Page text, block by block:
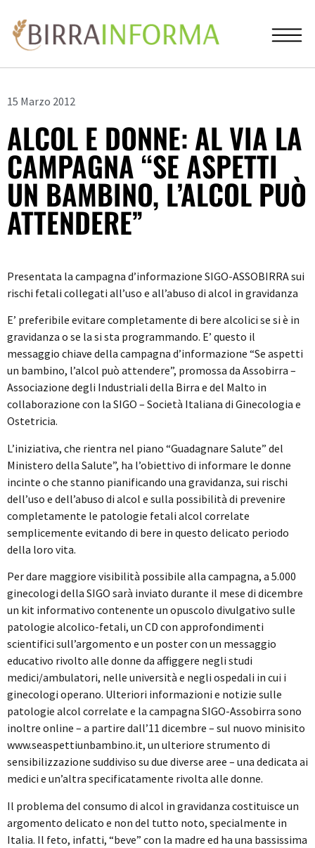
15 Marzo 2012
ALCOL E DONNE: AL VIA LA
CAMPAGNA “SE ASPETTI
UN BAMBINO, L’ALCOL PUÒ
ATTENDERE”
Presentata la campagna d’informazione SIGO-ASSOBIRRA sui
rischi fetali collegati all’uso e all’abuso di alcol in gravidanza
E’ preferibile evitare completamente di bere alcolici se si è in
gravidanza o se la si sta programmando. E’ questo il
messaggio chiave della campagna d’informazione “Se aspetti
un bambino, l’alcol può attendere”, promossa da Assobirra –
Associazione degli Industriali della Birra e del Malto in
collaborazione con la SIGO – Società Italiana di Ginecologia e
Ostetricia.
L’iniziativa, che rientra nel piano “Guadagnare Salute” del
Ministero della Salute”, ha l’obiettivo di informare le donne
incinte o che stanno pianificando una gravidanza, sui rischi
dell’uso e dell’abuso di alcol e sulla possibilità di prevenire
completamente le patologie fetali alcol correlate
semplicemente evitando di bere in questo delicato periodo
della loro vita.
Per dare maggiore visibilità possibile alla campagna, a 5.000
ginecologi della SIGO sarà inviato durante il mese di dicembre
un kit informativo contenente un opuscolo divulgativo sulle
patologie alcolico-fetali, un CD con approfondimenti
scientifici sull’argomento e un poster con un messaggio
educativo rivolto alle donne da affiggere negli studi
medici/ambulatori, nelle università e negli ospedali in cui i
ginecologi operano. Ulteriori informazioni e notizie sulle
patologie alcol correlate e la campagna SIGO-Assobirra sono
inoltre online – a partire dall’11 dicembre – sul nuovo minisito
www.seaspettiunbambino.it, un ulteriore strumento di
sensibilizzazione suddiviso su due diverse aree – una dedicata ai
medici e un’altra specificatamente rivolta alle donne.
Il problema del consumo di alcol in gravidanza costituisce un
argomento delicato e non del tutto noto, specialmente in
Italia. Il feto, infatti, “beve” con la madre ed ha una bassissima